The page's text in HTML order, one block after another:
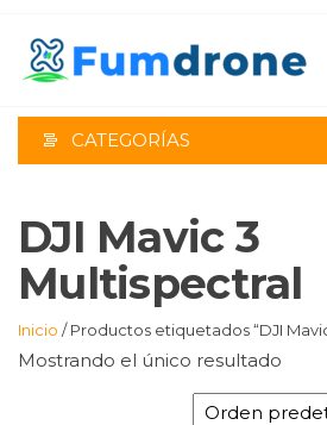
contenido
CATEGORÍAS
DJI Mavic 3
Multispectral
Inicio / Productos etiquetados “DJI
Mostrando el único resultado